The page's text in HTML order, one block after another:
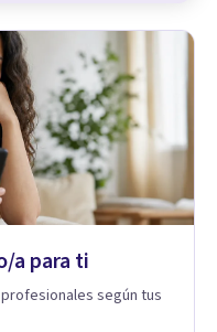
a para ti
según tus